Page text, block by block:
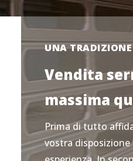
UNA
Vendita
massima
Prima di tutto
vostra